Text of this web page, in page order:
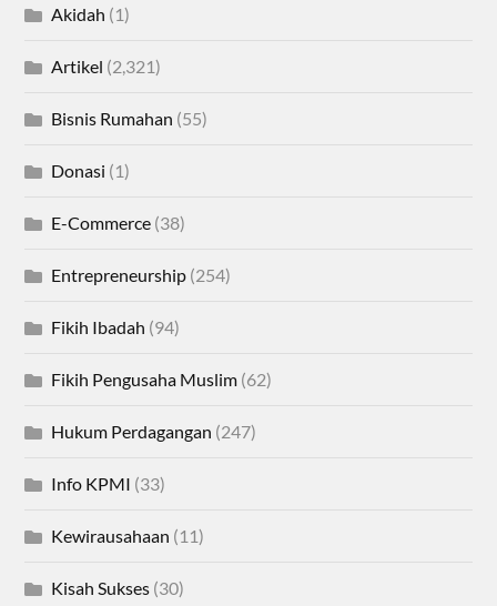
Akidah (1)
Artikel (2,321)
Bisnis Rumahan (55)
Donasi (1)
E-Commerce (38)
Entrepreneurship (254)
Fikih Ibadah (94)
Fikih Pengusaha Muslim (62)
Hukum Perdagangan (247)
Info KPMI (33)
Kewirausahaan (11)
Kisah Sukses (30)